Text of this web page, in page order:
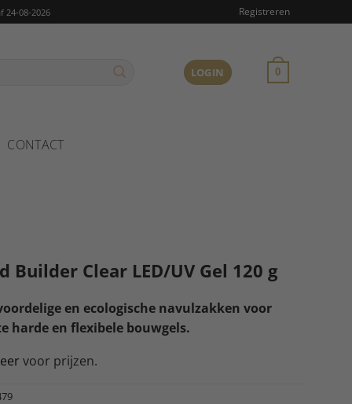
08-2026 Registreren
LOGIN 0
CONTACT
Builder Clear LED/UV Gel 120 g
en ecologische navulzakken voor
harde en flexibele bouwgels.
voor prijzen.